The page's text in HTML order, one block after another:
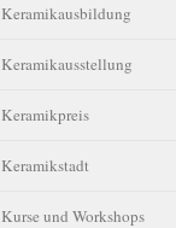
Keramikausbildung
Keramikausstellung
Keramikpreis
Keramikstadt
Kurse und Workshops